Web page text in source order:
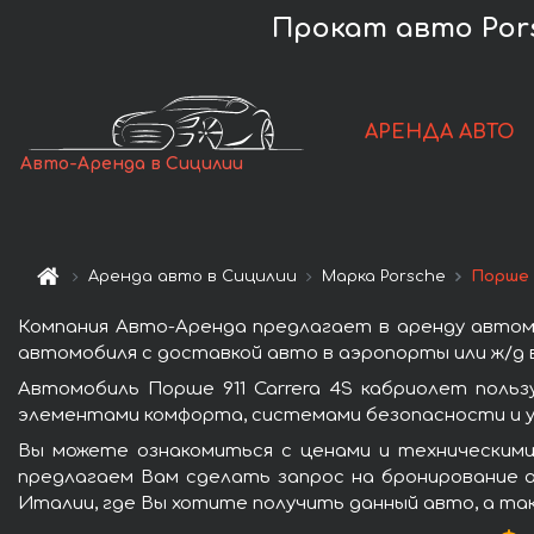
Прокат авто
Авто-Аренда в Сицилии
АРЕНДА АВТО
Аренда авто в Сицилии Марка Porsche Порше
Компания Авто-Аренда предлагает в аренду
автомобиля с доставкой авто в аэропорты или ж/д
Автомобиль Порше 911 Carrera 4S кабриолет
элементами комфорта, системами безопасности и
Вы можете ознакомиться с ценами и
предлагаем Вам сделать запрос на
Италии, где Вы хотите получить данный авто, а